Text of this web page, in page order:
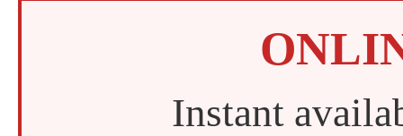
Instant